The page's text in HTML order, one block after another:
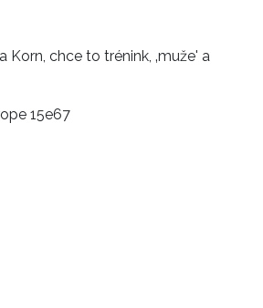
Korn, chce to trénink, ‚muže' a